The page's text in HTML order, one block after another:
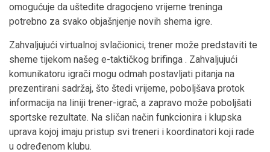
omogućuje da uštedite dragocjeno vrijeme treninga
potrebno za svako objašnjenje novih shema igre.
Zahvaljujući virtualnoj svlačionici, trener može predstaviti te
sheme tijekom našeg e-taktičkog brifinga . Zahvaljujući
komunikatoru igrači mogu odmah postavljati pitanja na
prezentirani sadržaj, što štedi vrijeme, poboljšava protok
informacija na liniji trener-igrač, a zapravo može poboljšati
sportske rezultate. Na sličan način funkcionira i klupska
uprava kojoj imaju pristup svi treneri i koordinatori koji rade
u određenom klubu.